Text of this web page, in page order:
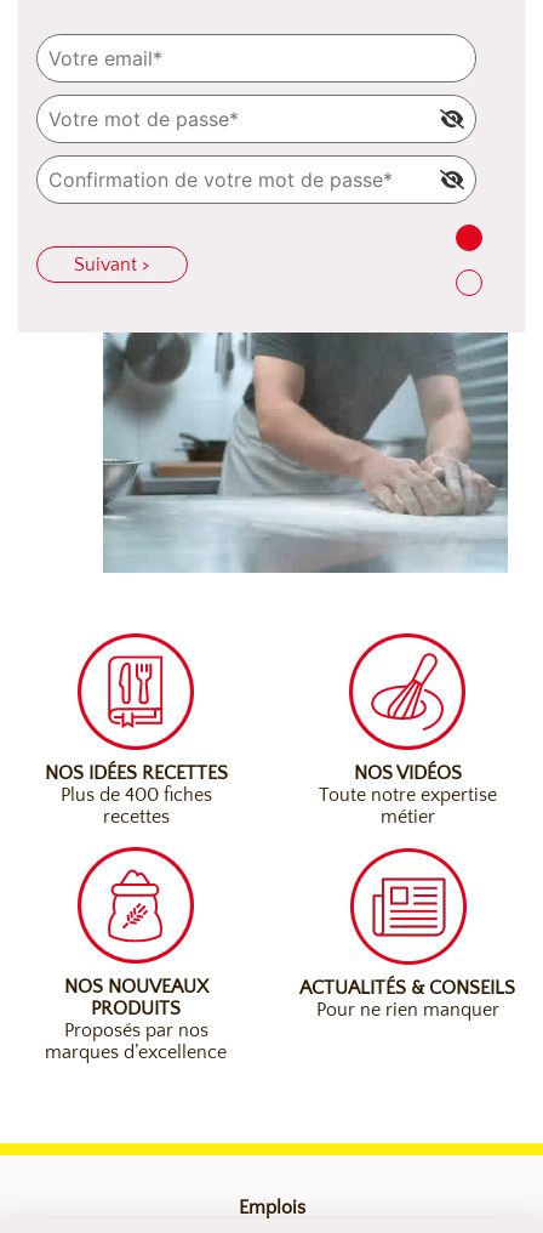
Suivant >
NOS IDÉES RECETTES
Plus de 400 fiches
recettes
NOS VIDÉOS
Toute notre expertise
métier
NOS NOUVEAUX
PRODUITS
Proposés par nos
marques d’excellence
ACTUALITÉS & CONSEILS
Pour ne rien manquer
Emplois